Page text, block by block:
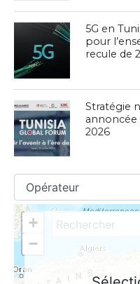
5G en
pour
recule de
Stratégie
annoncée
2026